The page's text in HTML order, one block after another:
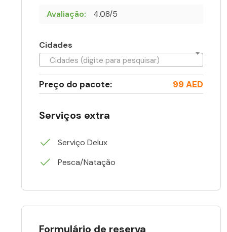
Avaliação: 4.08/5
Cidades
Cidades (digite para pesquisar)
Preço do pacote: 99 AED
Serviços extra
Serviço Delux
Pesca/Natação
Formulário de reserva